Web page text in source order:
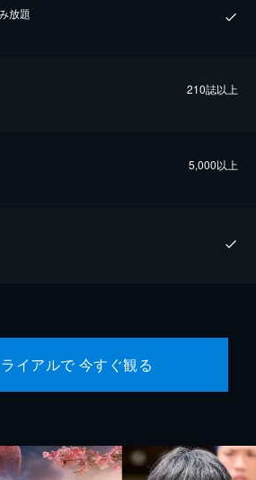
放題
210誌以上
5,000以上
イアルで 今すぐ観る